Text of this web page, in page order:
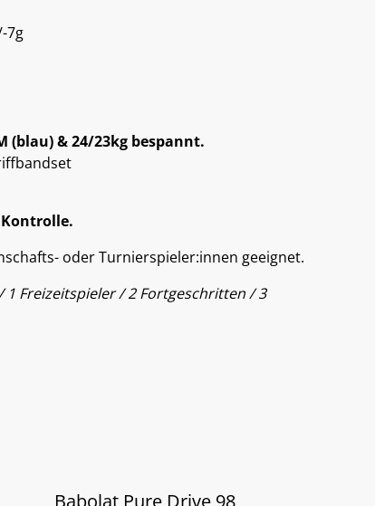
7g
(blau) & 24/23kg bespannt.
Kontrolle.
oder Turnierspieler:innen geeignet.
1 Freizeitspieler / 2 Fortgeschritten / 3
%
Babolat Pure Drive 98